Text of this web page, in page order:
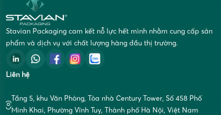
Stavian Packaging cam kết nỗ lực hết mình nhằm cung cấp sản
phẩm và dịch vụ với chất lượng hàng đầu thị trường.
Liên hệ
Tầng 5, khu Văn Phòng, Tòa nhà Century Tower, Số 458 Phố
Minh Khai, Phường Vĩnh Tuy, Thành phố Hà Nội, Việt Nam